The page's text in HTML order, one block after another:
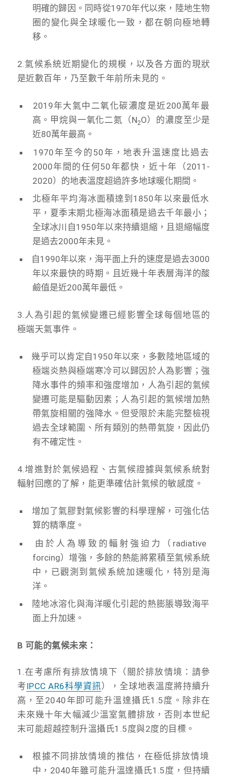
明確的歸因。同時從1970年代以來，陸地生物
圈的變化與全球暖化一致，都在朝向極地轉
移。
2.氣候系統近期變化的規模，以及各方面的現狀
是近數百年，乃至數千年前所未見的。
2019年大氣中二氧化碳濃度是近200萬年最
高。甲烷與一氧化二氮（N2O）的濃度至少是
近80萬年最高。
1970年至今的50年，地表升溫速度比過去
2000年間的任何50年都快，近十年（2011-
2020）的地表溫度超過許多地球暖化期間。
北極年平均海冰面積達到1850年以來最低水
平，夏季末期北極海冰面積是過去千年最小；
全球冰川自1950年以來持續退縮，且退縮幅度
是過去2000年未見。
自1990年以來，海平面上升的速度是過去3000
年以來最快的時期。且近幾十年表層海洋的酸
鹼值是近200萬年最低。
3.人為引起的氣候變遷已經影響全球每個地區的
極端天氣事件。
幾乎可以肯定自1950年以來，多數陸地區域的
極端炎熱與極端寒冷可以歸因於人為影響；強
降水事件的頻率和強度增加，人為引起的氣候
變遷可能是驅動因素；人為引起的氣候增加熱
帶氣旋相關的強降水。但受限於未能完整檢視
過去全球範圍、所有類別的熱帶氣旋，因此仍
有不確定性。
4.增進對於氣候過程、古氣候證據與氣候系統對
輻射回應的了解，能更準確估計氣候的敏感度。
增加了氣膠對氣候影響的科學理解，可強化估
算的精準度。
由於人為導致的輻射強迫力（radiative
forcing）增強，多餘的熱能將累積至氣候系統
中，已觀測到氣候系統加速暖化，特別是海
洋。
陸地冰溶化與海洋暖化引起的熱膨脹導致海平
面上升加速。
B 可能的氣候未來：
1.在考慮所有排放情境下（關於排放情境：請參
考 IPCC AR6科學資訊），全球地表溫度將持續升
高，至2040年即可能升溫達攝氏1.5度。除非在
未來幾十年大幅減少溫室氣體排放，否則本世紀
末可能超越控制升溫攝氏1.5度與2度的目標。
根據不同排放情境的推估，在極低排放情境
中，2040年雖可能升溫達攝氏1.5度，但持續